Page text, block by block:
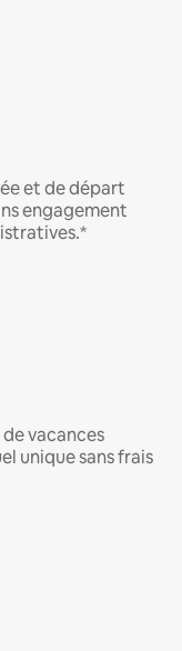
et de départ
engagement
vacances
unique sans frais